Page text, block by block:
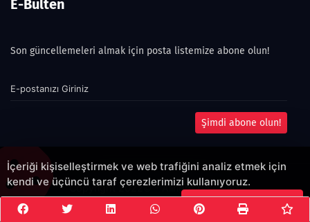
E-Bülten
Son güncellemeleri almak için posta listemize abone olun!
Şimdi abone olun!
Copyright 2022© - Allright reserved.
İçeriği kişiselleştirmek ve web trafiğini analiz etmek için
kendi ve üçüncü taraf çerezlerimizi kullanıyoruz.
Çerezleri Kabul Et